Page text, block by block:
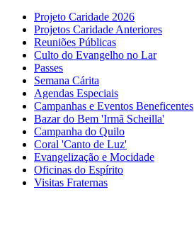
Projeto Caridade 2026
Projetos Caridade Anteriores
Reuniões Públicas
Culto do Evangelho no Lar
Passes
Semana Cárita
Agendas Especiais
Campanhas e Eventos Beneficentes
Bazar do Bem 'Irmã Scheilla'
Campanha do Quilo
Coral 'Canto de Luz'
Evangelização e Mocidade
Oficinas do Espírito
Visitas Fraternas